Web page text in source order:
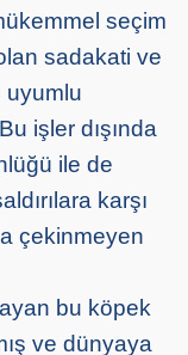
seçim
sadakati ve
uyumlu
işler dışında
ile de
karşı
çekinmeyen
bu köpek
ve dünyaya